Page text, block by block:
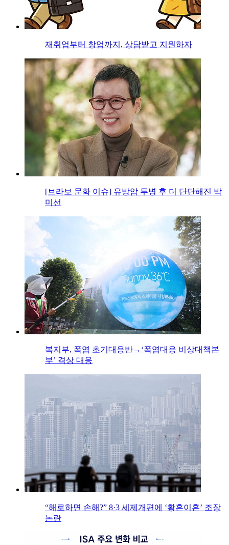
재취업부터 창업까지, 상담받고 지원하자
[브라보 문화 이슈] 유방암 투병 후 더 단단해진 박
미선
복지부, 폭염 초기대응반→‘폭염대응 비상대책본
부’ 격상 대응
“해로하면 손해?” 8·3 세제개편에 ‘황혼이혼’ 조장
논란